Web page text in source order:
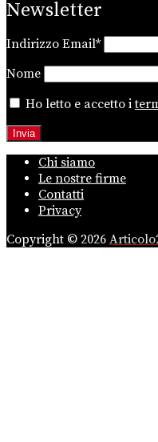
Newsletter
Indirizzo Email*
Nome
Ho letto e accetto i
Chi siamo
Le nostre firme
Contatti
Privacy
Copyright © 2026